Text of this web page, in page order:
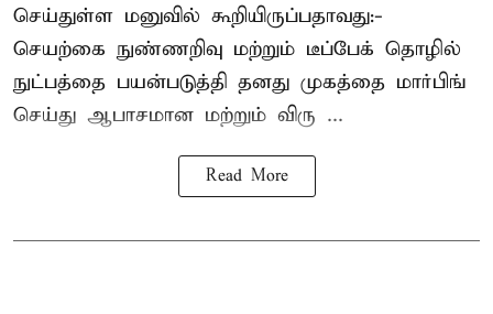
செய்துள்ள மனுவில் கூறியிருப்பதாவது:-
செயற்கை நுண்ணறிவு மற்றும் டீப்பேக் தொழில்
நுட்பத்தை பயன்படுத்தி தனது முகத்தை மார்பிங்
செய்து ஆபாசமான மற்றும் விரு ...
Read More